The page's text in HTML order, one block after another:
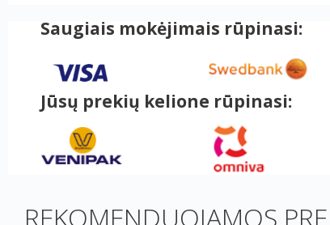
Saugiais mokėjimais rūpinasi:
Jūsų prekių kelione rūpinasi:
REKOMENDUOJAMOS